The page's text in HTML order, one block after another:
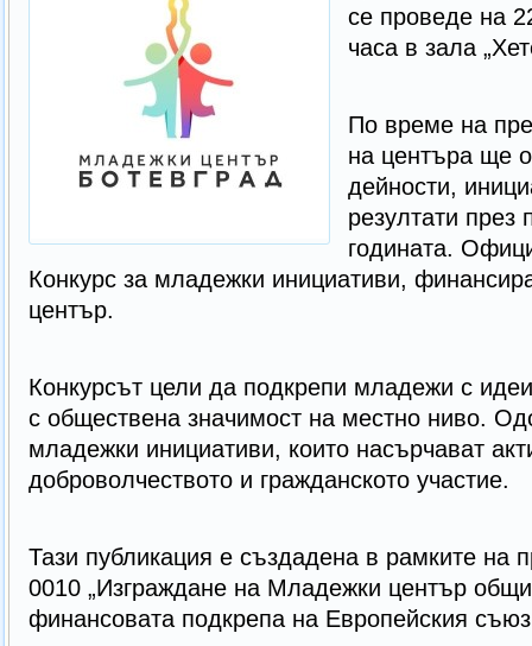
се проведе на
часа в зала
По време на
на центъра ще
дейности,
резултати през
годината.
Конкурс за младежки инициативи,
център.
Конкурсът цели да подкрепи младежи с
с обществена значимост на местно ниво.
младежки инициативи, които насърчават
доброволчеството и гражданското участие.
Тази публикация е създадена в рамките на
0010 „Изграждане на Младежки център
финансовата подкрепа на Европейския